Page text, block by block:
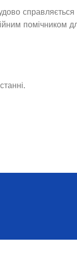
В
NGI-
помічником